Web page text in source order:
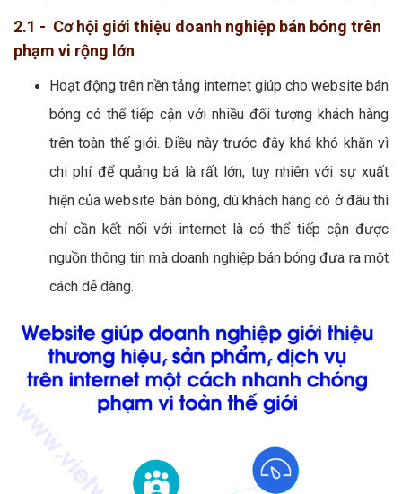
2.1 - Cơ hội giới thiệu doanh nghiệp bán bóng trên
phạm vi rộng lớn
Hoạt động trên nền tảng internet giúp cho website bán
bóng có thể tiếp cận với nhiều đối tượng khách hàng
trên toàn thế giới. Điều này trước đây khá khó khăn vì
chi phí để quảng bá là rất lớn, tuy nhiên với sự xuất
hiện của website bán bóng, dù khách hàng có ở đâu thì
chỉ cần kết nối với internet là có thể tiếp cận được
nguồn thông tin mà doanh nghiệp bán bóng đưa ra một
cách dễ dàng.